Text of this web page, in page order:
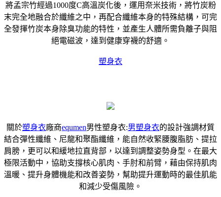
將孟宗竹經過1000度C高溫炭化後，運用奈米技術，將竹炭粉
末完全地融合於纖維之中，再配合纖維本身的特殊結構，可完
全發揮竹炭本身除臭功能的特性，並產生人體所需負離子與阻
絕電磁波，達到健康穿襪的舒適。
塑身衣
關於塑身衣廠商equmen男性塑身衣:男塑身衣的設計強調材質
結合彈性纖維、尼龍和聚酯纖維，能自然收緊腰腹脂肪、提拉
肩膀，更可以和緩地拉直背部，以達到調整姿勢身型。在最大
極限活動中，協助支撐核心肌肉、手肘和前臂，藉由保持肌肉
溫暖、提升身體機能和改善姿勢，幫助提升運動時的最佳肌能
和減少受傷風險。